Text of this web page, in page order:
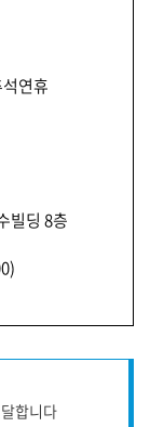
연휴
빌딩 8층
합니다